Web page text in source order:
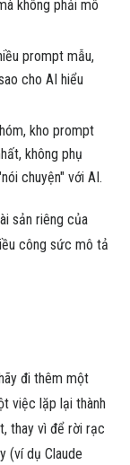
không phải mô
prompt mẫu,
cho AI hiểu
kho prompt
không phụ
chuyện" với AI.
sản riêng của
công sức mô tả
đi thêm một
việc lặp lại thành
thay vì để rời rạc
(ví dụ Claude